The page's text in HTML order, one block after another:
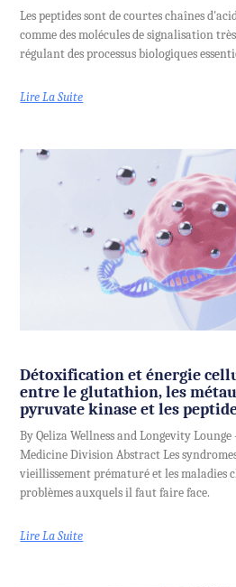
Les peptides sont de courtes chaînes
comme des molécules de signalisation
régulant des processus biologiques
Lire La Suite
Détoxification et énergie
entre le glutathion, les
pyruvate kinase et les
By Qeliza Wellness and Longevity
Medicine Division Abstract Les
vieillissement prématuré et les maladies
problèmes auxquels il faut faire face.
Lire La Suite